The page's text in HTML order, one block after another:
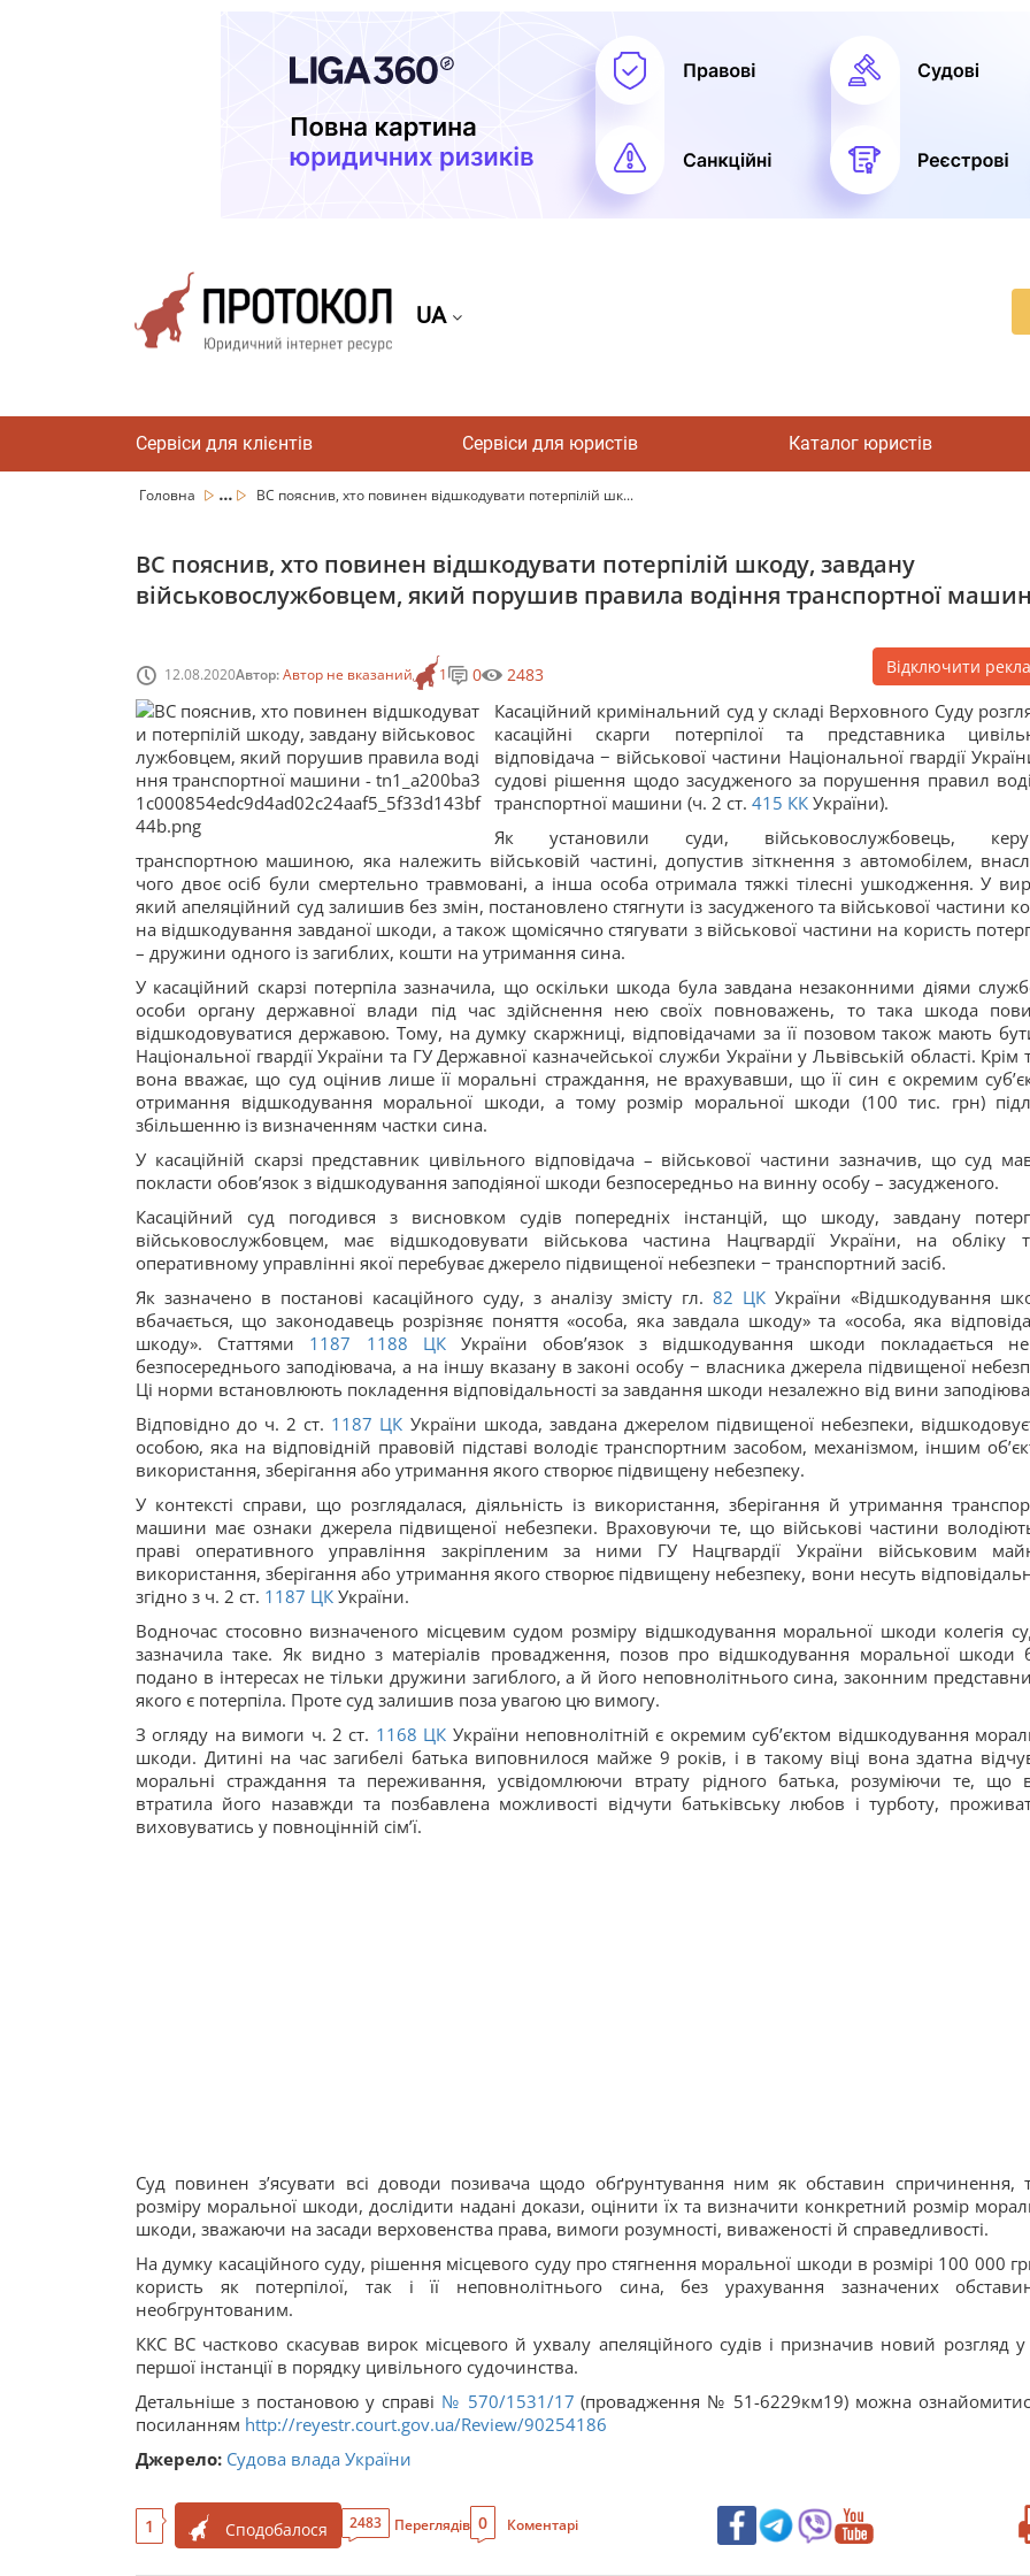
UA
Сервіси для клієнтів Сервіси для юристів Каталог юристів
Головна ... ВС пояснив, хто повинен відшкодувати потерпілій шк...
ВС пояснив, хто повинен відшкодувати потерпілій шкоду, завдану
військовослужбовцем, який порушив правила водіння транспортної
12.08.2020Автор:Автор не вказаний 1 0 2483 Відключити
Касаційний кримінальний суд у складі Верховного Суду
касаційні скарги потерпілої та представника
відповідача − військової частини Національної гвардії
судові рішення щодо засудженого за порушення правил
транспортної машини (ч. 2 ст. 415 КК України).
Як установили суди, військовослужбовець,
транспортною машиною, яка належить військовій частині, допустив зіткнення з автомобілем,
чого двоє осіб були смертельно травмовані, а інша особа отримала тяжкі тілесні ушкодження. У
який апеляційний суд залишив без змін, постановлено стягнути із засудженого та військової частини
на відшкодування завданої шкоди, а також щомісячно стягувати з військової частини на користь
– дружини одного із загиблих, кошти на утримання сина.
У касаційний скарзі потерпіла зазначила, що оскільки шкода була завдана незаконними діями
особи органу державної влади під час здійснення нею своїх повноважень, то така шкода
відшкодовуватися державою. Тому, на думку скаржниці, відповідачами за її позовом також мають
Національної гвардії України та ГУ Державної казначейської служби України у Львівській області. Крім
вона вважає, що суд оцінив лише її моральні страждання, не врахувавши, що її син є окремим
отримання відшкодування моральної шкоди, а тому розмір моральної шкоди (100 тис. грн)
збільшенню із визначенням частки сина.
У касаційній скарзі представник цивільного відповідача – військової частини зазначив, що суд
покласти обовʼязок з відшкодування заподіяної шкоди безпосередньо на винну особу – засудженого.
Касаційний суд погодився з висновком судів попередніх інстанцій, що шкоду, завдану
військовослужбовцем, має відшкодовувати військова частина Нацгвардії України, на обліку
оперативному управлінні якої перебуває джерело підвищеної небезпеки − транспортний засіб.
Як зазначено в постанові касаційного суду, з аналізу змісту гл. 82 ЦК України «Відшкодування
вбачається, що законодавець розрізняє поняття «особа, яка завдала шкоду» та «особа, яка
шкоду». Статтями 1187 1188 ЦКУкраїни обов’язок з відшкодування шкоди покладається
безпосереднього заподіювача, а на іншу вказану в законі особу − власника джерела підвищеної
Ці норми встановлюють покладення відповідальності за завдання шкоди незалежно від вини
Відповідно до ч. 2 ст. 1187 ЦК України шкода, завдана джерелом підвищеної небезпеки,
особою, яка на відповідній правовій підставі володіє транспортним засобом, механізмом, іншим
використання, зберігання або утримання якого створює підвищену небезпеку.
У контексті справи, що розглядалася, діяльність із використання, зберігання й утримання
машини має ознаки джерела підвищеної небезпеки. Враховуючи те, що військові частини
праві оперативного управління закріпленим за ними ГУ Нацгвардії України військовим
використання, зберігання або утримання якого створює підвищену небезпеку, вони несуть
згідно з ч. 2 ст. 1187 ЦК України.
Водночас стосовно визначеного місцевим судом розміру відшкодування моральної шкоди колегія
зазначила таке. Як видно з матеріалів провадження, позов про відшкодування моральної шкоди
подано в інтересах не тільки дружини загиблого, а й його неповнолітнього сина, законним
якого є потерпіла. Проте суд залишив поза увагою цю вимогу.
З огляду на вимоги ч. 2 ст. 1168 ЦК України неповнолітній є окремим суб’єктом відшкодування
шкоди. Дитині на час загибелі батька виповнилося майже 9 років, і в такому віці вона здатна
моральні страждання та переживання, усвідомлюючи втрату рідного батька, розуміючи те, що
втратила його назавжди та позбавлена можливості відчути батьківську любов і турботу,
виховуватись у повноцінній сім’ї.
Суд повинен з’ясувати всі доводи позивача щодо обґрунтування ним як обставин спричинення,
розміру моральної шкоди, дослідити надані докази, оцінити їх та визначити конкретний розмір
шкоди, зважаючи на засади верховенства права, вимоги розумності, виваженості й справедливості.
На думку касаційного суду, рішення місцевого суду про стягнення моральної шкоди в розмірі 100 000
користь як потерпілої, так і її неповнолітнього сина, без урахування зазначених
необгрунтованим.
ККС ВС частково скасував вирок місцевого й ухвалу апеляційного судів і призначив новий розгляд у
першої інстанції в порядку цивільного судочинства.
Детальніше з постановою у справі № 570/1531/17 (провадження № 51-6229км19) можна
посиланням http://reyestr.court.gov.ua/Review/90254186
Джерело: Судова влада України
1 Сподобалося 2483 Переглядів 0 Коментарі